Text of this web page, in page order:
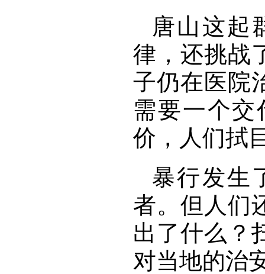
唐山这起
律，还挑战
子仍在医院
需要一个
价，人们拭
暴行发生
者。但人们
出了什么？
对当地的治